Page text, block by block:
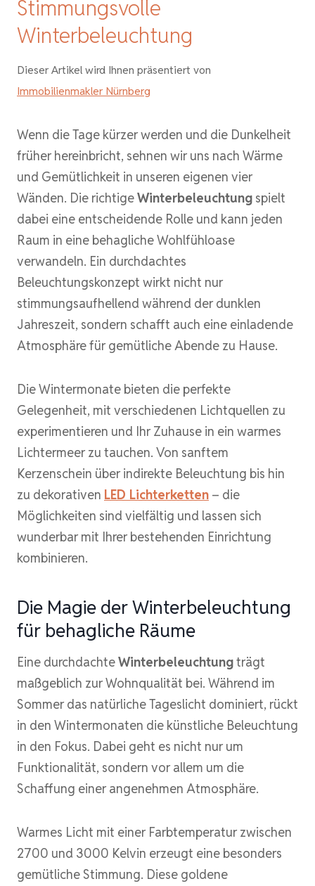
Stimmungsvolle
Winterbeleuchtung
Dieser Artikel wird Ihnen präsentiert von
Immobilienmakler Nürnberg
Wenn die Tage kürzer werden und die Dunkelheit
früher hereinbricht, sehnen wir uns nach Wärme
und Gemütlichkeit in unseren eigenen vier
Wänden. Die richtigeWinterbeleuchtung spielt
dabei eine entscheidende Rolle und kann jeden
Raum in eine behagliche Wohlfühloase
verwandeln. Ein durchdachtes
Beleuchtungskonzept wirkt nicht nur
stimmungsaufhellend während der dunklen
Jahreszeit, sondern schafft auch eine einladende
Atmosphäre für gemütliche Abende zu Hause.
Die Wintermonate bieten die perfekte
Gelegenheit, mit verschiedenen Lichtquellen zu
experimentieren und Ihr Zuhause in ein warmes
Lichtermeer zu tauchen. Von sanftem
Kerzenschein über indirekte Beleuchtung bis hin
zu dekorativen LED Lichterketten – die
Möglichkeiten sind vielfältig und lassen sich
wunderbar mit Ihrer bestehenden Einrichtung
kombinieren.
Die Magie der Winterbeleuchtung
für behagliche Räume
Eine durchdachteWinterbeleuchtungträgt
maßgeblich zur Wohnqualität bei. Während im
Sommer das natürliche Tageslicht dominiert, rückt
in den Wintermonaten die künstliche Beleuchtung
in den Fokus. Dabei geht es nicht nur um
Funktionalität, sondern vor allem um die
Schaffung einer angenehmen Atmosphäre.
Warmes Licht mit einer Farbtemperatur zwischen
2700 und 3000 Kelvin erzeugt eine besonders
gemütliche Stimmung. Diese goldene